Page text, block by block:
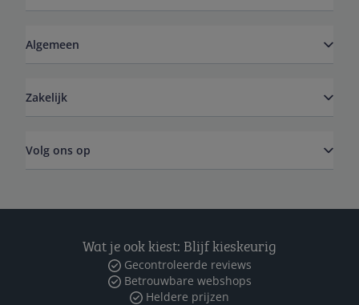
Algemeen
Zakelijk
Volg ons op
Wat je ook kiest: Blijf kieskeurig
Gecontroleerde reviews
Betrouwbare webshops
Heldere prijzen